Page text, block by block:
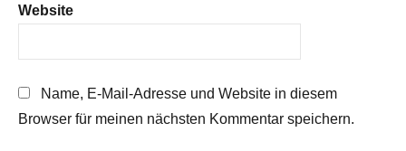
Website
Name, E-Mail-Adresse und Website in diesem
Browser für meinen nächsten Kommentar speichern.